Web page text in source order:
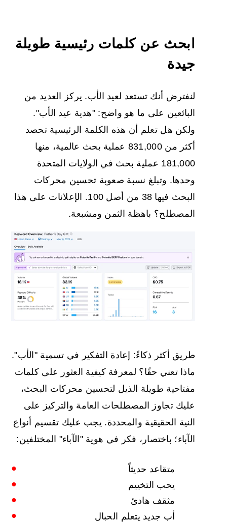
ابحث عن كلمات رئيسية طويلة
جيدة
لنفترض أنك تستعد لعيد الأب. يركز العديد من
البائعين على ما هو واضح: "هدية عيد الأب".
ولكن هل تعلم أن هذه الكلمة الرئيسية تحصد
أكثر من 831,000 عملية بحث عالمية، منها
181,000 عملية بحث في الولايات المتحدة
وحدها. وتبلغ نسبة صعوبة تحسين محركات
البحث فيها 38 من أصل 100. الإعلانات على هذا
المصطلح؟ باهظة الثمن ومشبعة.
طريق أكثر ذكاءً: إعادة التفكير في تسمية "الأب".
ماذا تعني حقًا؟ لمعرفةكيفية العثور على كلمات
مفتاحية طويلة الذيل لتحسين محركات البحث،
عليك تجاوز المصطلحات العامة والتركيز على
النية الحقيقية والمحددة. يجب عليك تقسيم أنواع
الآباء؛ باختصار، فكر في هوية "الآباء" المختلفين:
متقاعد حديثاً
يحب التخييم
مثقف هادئ
أب جديد يتعلم الحبال